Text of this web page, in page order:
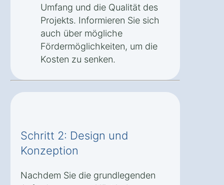
Umfang und die Qualität des
Projekts. Informieren Sie sich
auch über mögliche
Fördermöglichkeiten, um die
Kosten zu senken.
Schritt 2: Design und
Konzeption
Nachdem Sie die grundlegenden